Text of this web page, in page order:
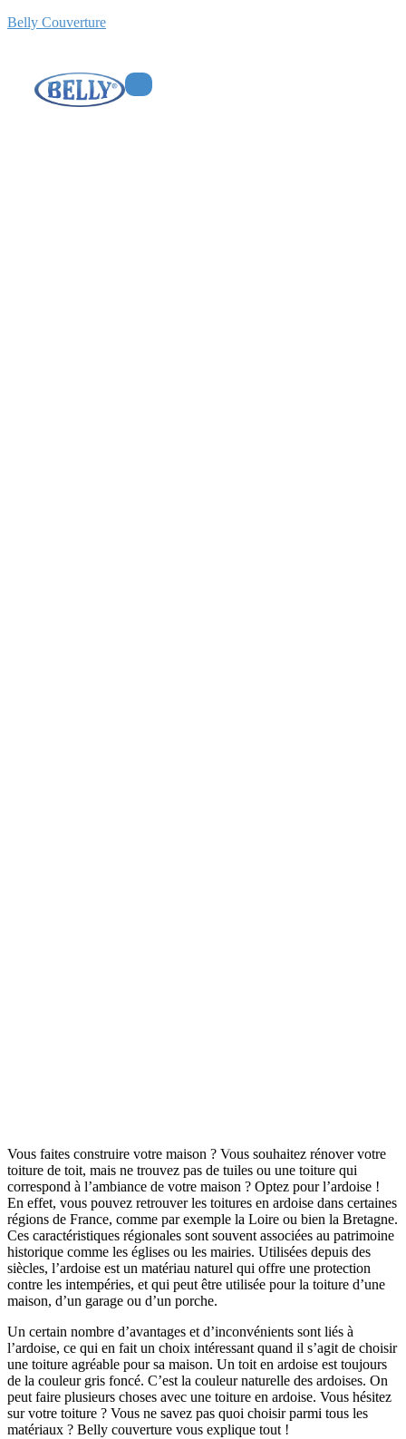
Belly Couverture
Toiture en ardoise : avantages et inconvénients
Vous faites construire votre maison ? Vous souhaitez rénover votre
toiture de toit, mais ne trouvez pas de tuiles ou une toiture qui
correspond à l’ambiance de votre maison ? Optez pour l’ardoise !
En effet, vous pouvez retrouver les toitures en ardoise dans certaines
régions de France, comme par exemple la Loire ou bien la Bretagne.
Ces caractéristiques régionales sont souvent associées au patrimoine
historique comme les églises ou les mairies. Utilisées depuis des
siècles, l’ardoise est un matériau naturel qui offre une protection
contre les intempéries, et qui peut être utilisée pour la toiture d’une
maison, d’un garage ou d’un porche.
Un certain nombre d’avantages et d’inconvénients sont liés à
l’ardoise, ce qui en fait un choix intéressant quand il s’agit de choisir
une toiture agréable pour sa maison. Un toit en ardoise est toujours
de la couleur gris foncé. C’est la couleur naturelle des ardoises. On
peut faire plusieurs choses avec une toiture en ardoise. Vous hésitez
sur votre toiture ? Vous ne savez pas quoi choisir parmi tous les
matériaux ? Belly couverture vous explique tout !